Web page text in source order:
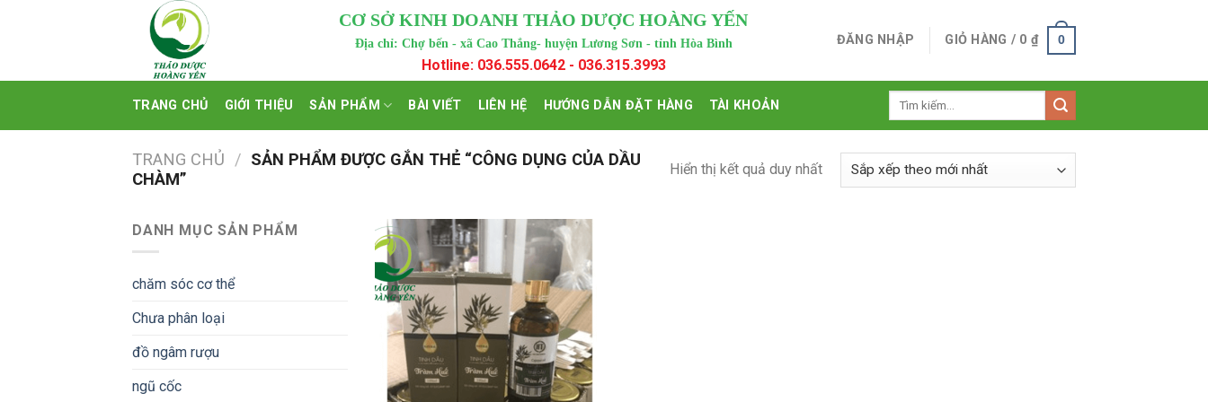
CƠ SỞ KINH DOANH THẢO DƯỢC HOÀNG YẾN
Địa chỉ: Chợ bến - xã Cao Thắng- huyện Lương Sơn - tỉnh Hòa Bình
Hotline: 036.555.0642 - 036.315.3993
ĐĂNG NHẬP GIỎ HÀNG / 0₫ 0
TRANG CHỦ GIỚI THIỆU SẢN PHẨM BÀI VIẾT LIÊN HỆ HƯỚNG DẪN ĐẶT HÀNG TÀI KHOẢN
Tìm
TRANG CHỦ / SẢN PHẨM ĐƯỢC GẮN THẺ “CÔNG DỤNG CỦA DẦU
CHÀM”
Hiển thị kết quả duy nhất
DANH MỤC SẢN PHẨM
chăm sóc cơ thể
Chưa phân loại
đồ ngâm rượu
ngũ cốc